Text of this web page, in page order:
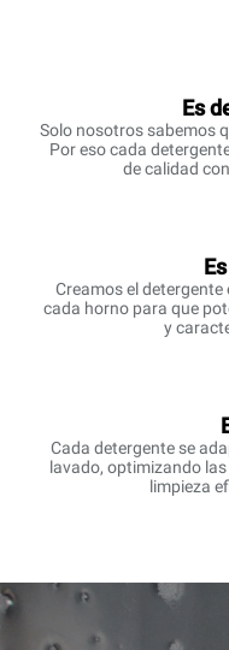
Es
Solo nosotros sabemos
Por eso cada
de calidad
Creamos el
cada horno para que
y
Cada detergente se
lavado, optimizando
limpieza